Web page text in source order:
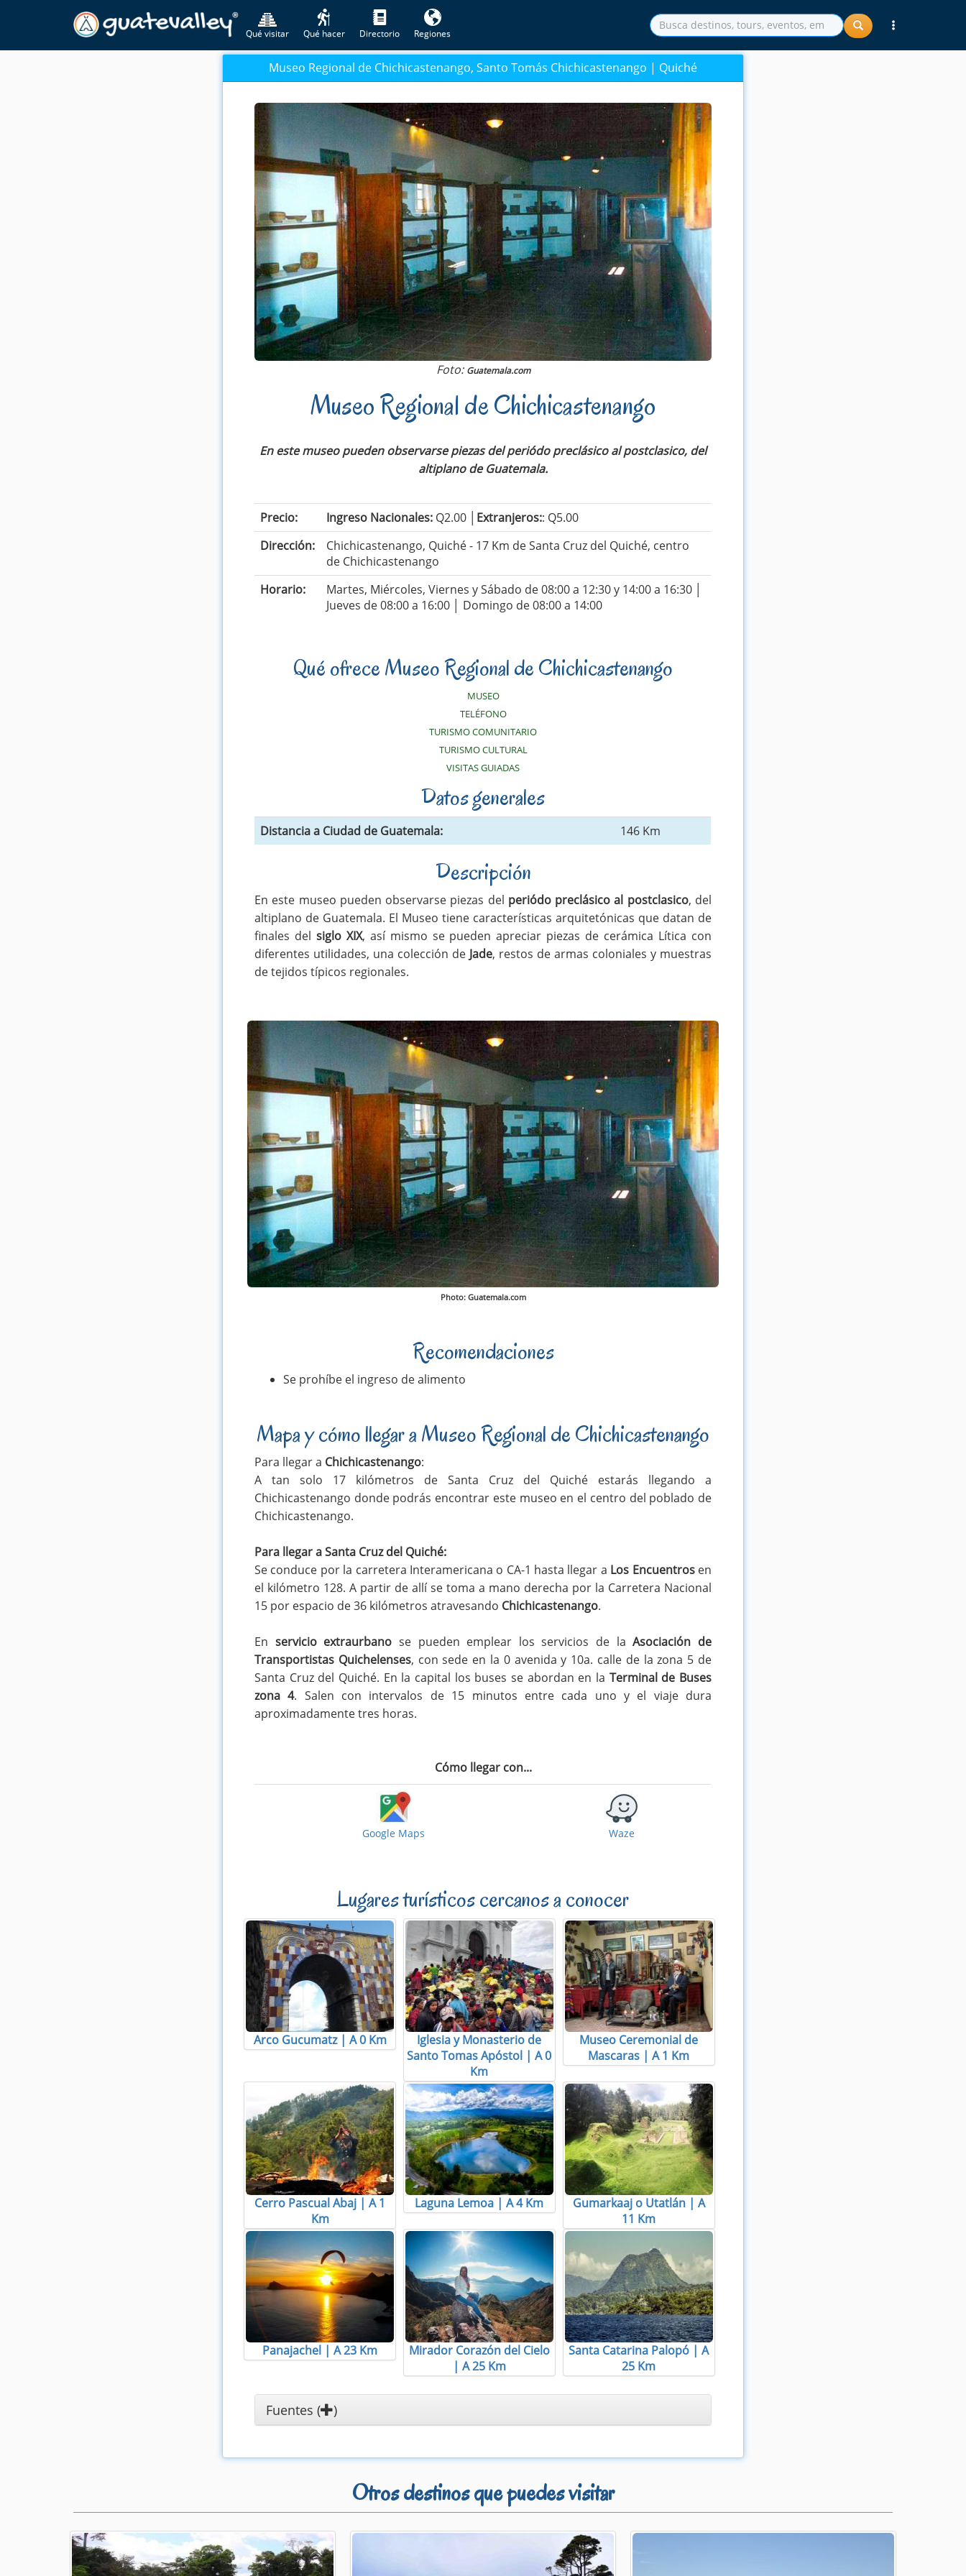
Qué visitar Qué hacer Directorio Regiones
Museo Regional de Chichicastenango, Santo Tomás Chichicastenango | Quiché
Foto: Guatemala.com
Museo Regional de Chichicastenango
En este museo pueden observarse piezas del periódo preclásico al postclasico, del
altiplano de Guatemala.
Precio: Ingreso Nacionales: Q2.00 │ Extranjeros:: Q5.00
Dirección:
Chichicastenango, Quiché - 17 Km de Santa Cruz del Quiché, centro
de Chichicastenango
Horario:
Martes, Miércoles, Viernes y Sábado de 08:00 a 12:30 y 14:00 a 16:30 │
Jueves de 08:00 a 16:00 │ Domingo de 08:00 a 14:00
Qué ofrece Museo Regional de Chichicastenango
MUSEO
TELÉFONO
TURISMO COMUNITARIO
TURISMO CULTURAL
VISITAS GUIADAS
Datos generales
Distancia a Ciudad de Guatemala: 146 Km
Descripción
En este museo pueden observarse piezas del periódo preclásico al postclasico, del
altiplano de Guatemala. El Museo tiene características arquitetónicas que datan de
finales del siglo XIX, así mismo se pueden apreciar piezas de cerámica Lítica con
diferentes utilidades, una colección de Jade, restos de armas coloniales y muestras
de tejidos típicos regionales.
Photo: Guatemala.com
Recomendaciones
Se prohíbe el ingreso de alimento
Mapa y cómo llegar a Museo Regional de Chichicastenango
Para llegar a Chichicastenango:
A tan solo 17 kilómetros de Santa Cruz del Quiché estarás llegando a
Chichicastenango donde podrás encontrar este museo en el centro del poblado de
Chichicastenango.
Para llegar a Santa Cruz del Quiché:
Se conduce por la carretera Interamericana o CA-1 hasta llegar a Los Encuentrosen
el kilómetro 128. A partir de allí se toma a mano derecha por la Carretera Nacional
15 por espacio de 36 kilómetros atravesando Chichicastenango.
En servicio extraurbano se pueden emplear los servicios de laAsociación de
Transportistas Quichelenses, con sede en la 0 avenida y 10a. calle de la zona 5 de
Santa Cruz del Quiché. En la capital los buses se abordan en la Terminal de Buses
zona 4. Salen con intervalos de 15 minutos entre cada uno y el viaje dura
aproximadamente tres horas.
Cómo llegar con...
Google Maps Waze
Lugares turísticos cercanos a conocer
Arco Gucumatz | A 0 Km
Iglesia y Monasterio de
Santo Tomas Apóstol | A 0
Km
Museo Ceremonial de
Mascaras | A 1 Km
Cerro Pascual Abaj | A 1
Km
Laguna Lemoa | A 4 Km
Gumarkaaj o Utatlán | A
11 Km
Panajachel | A 23 Km
Mirador Corazón del Cielo
| A 25 Km
Santa Catarina Palopó | A
25 Km
Fuentes ( )
Otros destinos que puedes visitar